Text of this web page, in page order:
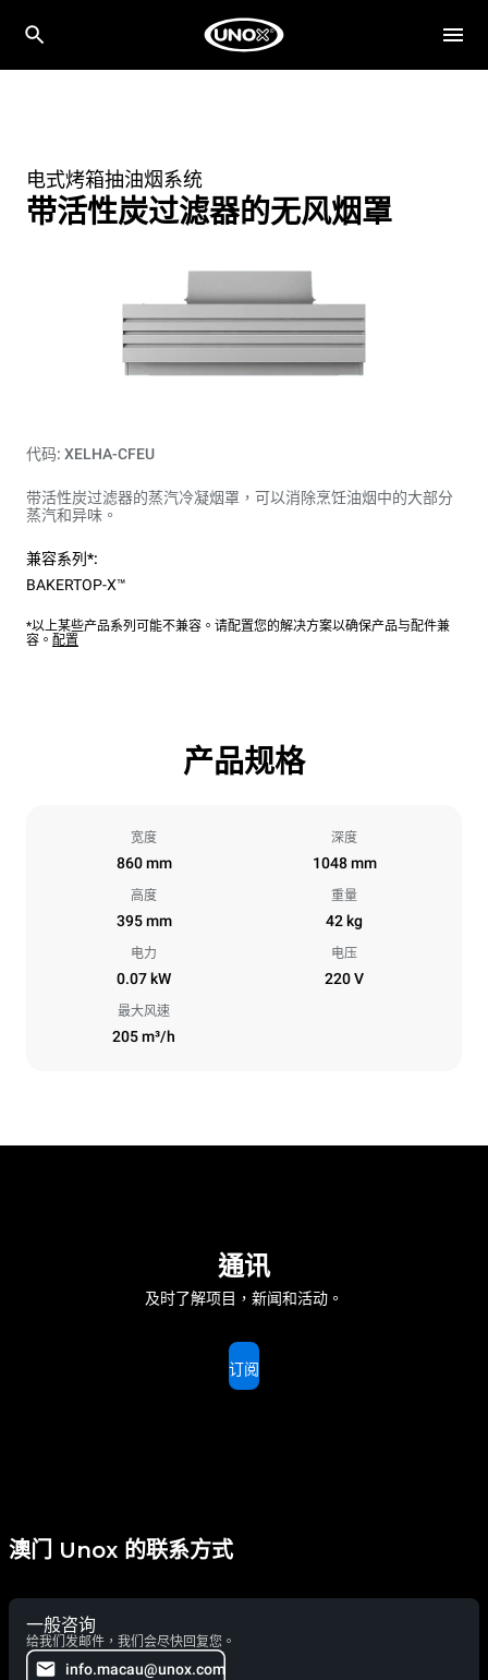
电式烤箱抽油烟系统
带活性炭过滤器的无风烟罩
代码: XELHA-CFEU
带活性炭过滤器的蒸汽冷凝烟罩，可以消除烹饪油烟中的大部分
蒸汽和异味。
兼容系列*:
BAKERTOP-X™
*以上某些产品系列可能不兼容。请配置您的解决方案以确保产品与配件兼
容。 配置
产品规格
宽度
860 mm
深度
1048 mm
高度
395 mm
重量
42 kg
电力
0.07 kW
电压
220 V
最大风速
205 m³/h
通讯
及时了解项目，新闻和活动。
订阅
澳门 Unox 的联系方式
一般咨询
给我们发邮件，我们会尽快回复您。
info.macau@unox.com